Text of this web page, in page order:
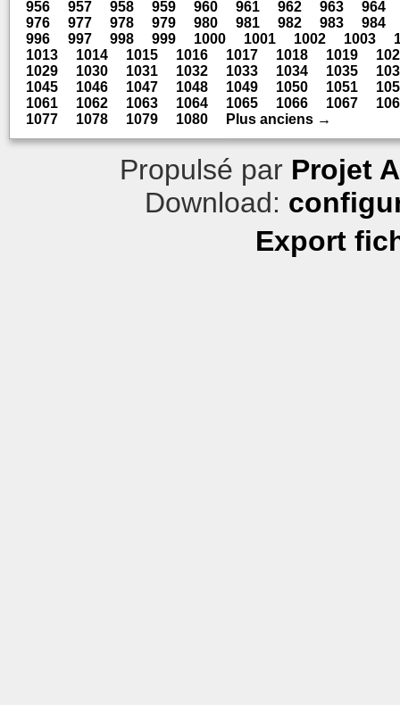
956
957 958 959 960 961 962 963
964
976
977 978 979 980 981 982 983
984
996
997 998 999 1000 1001 1002 1003
1013
1014 1015 1016 1017 1018 1019
1029
1030 1031 1032 1033 1034 1035
1045
1046 1047 1048 1049 1050 1051
1061
1062 1063 1064 1065 1066 1067
1077
1078 1079 1080 Plus anciens →
Propulsé par Projet
Download:
Export